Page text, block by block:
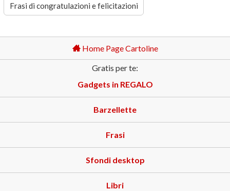
Frasi di congratulazioni e felicitazioni
Home Page Cartoline
Gratis per te:
Gadgets in REGALO
Barzellette
Frasi
Sfondi desktop
Libri